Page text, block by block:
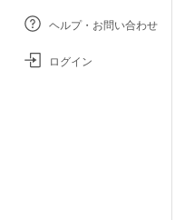
ヘルプ・お問い合わせ
ログイン